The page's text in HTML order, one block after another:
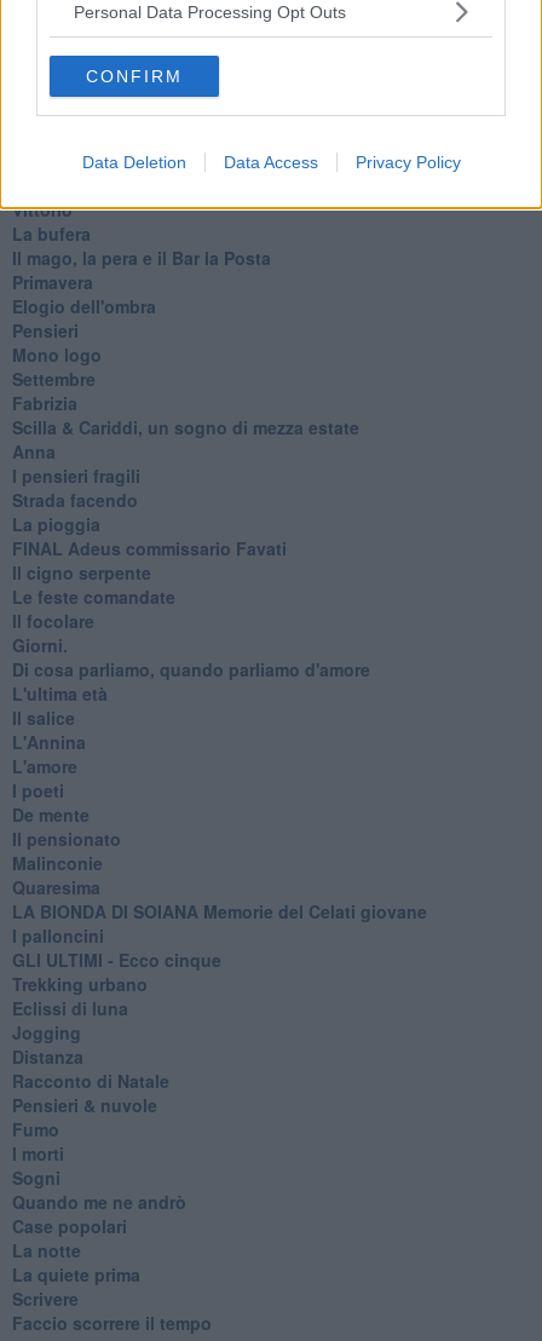
Personal Data Processing Opt Outs
CONFIRM
Data Deletion Data Access Privacy Policy
Il servizio
Riflessioni
L'Oscuro
Generazioni
Cristobal
Ciò che resta
Vittorio
La bufera
Il mago, la pera e il Bar la Posta
Primavera
Elogio dell'ombra
Pensieri
Mono logo
Settembre
Fabrizia
​Scilla & Cariddi, un sogno di mezza estate
Anna
I pensieri fragili
Strada facendo
La pioggia
FINAL Adeus commissario Favati
Il cigno serpente
Le feste comandate
Il focolare
Giorni.
Di cosa parliamo, quando parliamo d'amore
L'ultima età
Il salice
L'Annina
L'amore
I poeti
De mente
Il pensionato
Malinconie
Quaresima
LA BIONDA DI SOIANA Memorie del Celati giovane
I palloncini
GLI ULTIMI - Ecco cinque
Trekking urbano
Eclissi di luna
Jogging
Distanza
Racconto di Natale
Pensieri & nuvole
Fumo
I morti
Sogni
Quando me ne andrò
Case popolari
La notte
La quiete prima
Scrivere
Faccio scorrere il tempo